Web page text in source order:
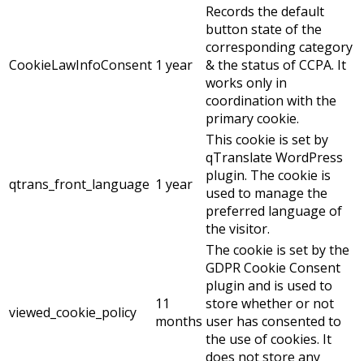
CookieLawInfoConsent 1 year
Records the default
button state of the
corresponding category
& the status of CCPA. It
works only in
coordination with the
primary cookie.
qtrans_front_language 1 year
This cookie is set by
qTranslate WordPress
plugin. The cookie is
used to manage the
preferred language of
the visitor.
viewed_cookie_policy
11
months
The cookie is set by the
GDPR Cookie Consent
plugin and is used to
store whether or not
user has consented to
the use of cookies. It
does not store any